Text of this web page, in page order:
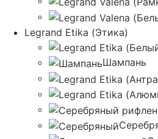
Legrand Etika (Этика)
Шампань